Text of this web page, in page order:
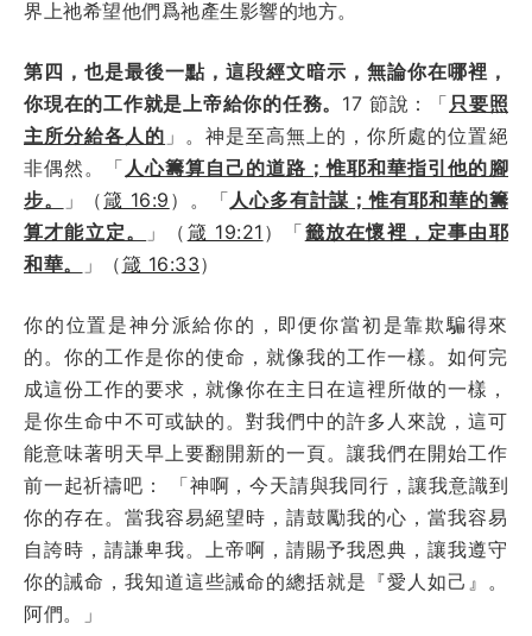
界上祂希望他們爲祂產生影響的地方。
第四，也是最後一點，這段經文暗示，無論你在哪裡，
你現在的工作就是上帝給你的任務。 17 節說：「 只要照
主所分給各人的 」。神是至高無上的，你所處的位置絕
非偶然。「 人心籌算自己的道路；惟耶和華指引他的腳
步。
」（箴 16:9 ）。「 人心多有計謀；惟有耶和華的籌
算才能立定。
」（ 箴 19:21 ）「籤放在懷裡，定事由耶
和華。
」（箴 16:33）
你的位置是神分派給你的，即便你當初是靠欺騙得來
的。你的工作是你的使命，就像我的工作一樣。如何完
成這份工作的要求，就像你在主日在這裡所做的一樣，
是你生命中不可或缺的。對我們中的許多人來說，這可
能意味著明天早上要翻開新的一頁。讓我們在開始工作
前一起祈禱吧： 「神啊，今天請與我同行，讓我意識到
你的存在。當我容易絕望時，請鼓勵我的心，當我容易
自誇時，請謙卑我。上帝啊，請賜予我恩典，讓我遵守
你的誡命，我知道這些誡命的總括就是『愛人如己』。
阿們。」